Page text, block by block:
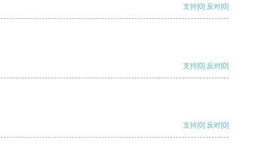
支持[0] 反对[0]
支持[0] 反对[0]
支持[0] 反对[0]